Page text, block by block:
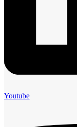
Youtube